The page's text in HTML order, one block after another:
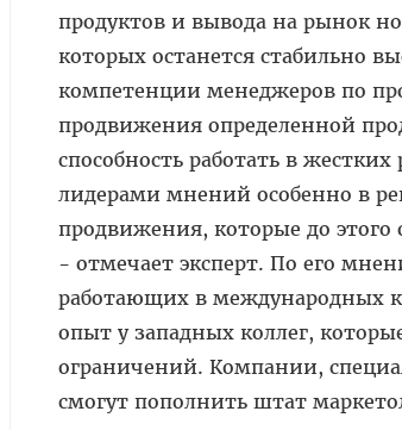
продуктов и вывода на рынок
которых останется стабильно
компетенции менеджеров по
продвижения определенной
способность работать в
лидерами мнений особенно в
продвижения, которые до
- отмечает эксперт. По его
работающих в международных
опыт у западных коллег,
ограничений. Компании,
смогут пополнить штат